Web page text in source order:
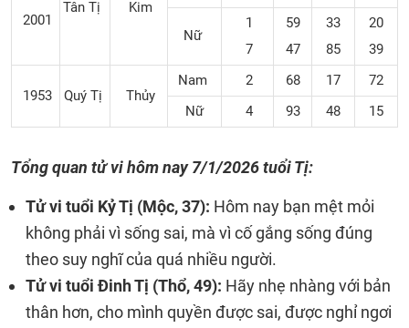
2001
Tân Tị Kim
Nữ
1
7
59
47
33
85
20
39
1953 Quý Tị Thủy
Nam 2 68 17
72
Nữ
4 93 48 15
Tổng quan tử vi hôm nay7/1/2026tuổi Tị:
Tử vi tuổi Kỷ Tị (Mộc, 37): Hôm nay bạn mệt mỏi
không phải vì sống sai, mà vì cố gắng sống đúng
theo suy nghĩ của quá nhiều người.
Tử vi tuổi Đinh Tị (Thổ, 49): Hãy nhẹ nhàng với bản
thân hơn, cho mình quyền được sai, được nghỉ ngơi